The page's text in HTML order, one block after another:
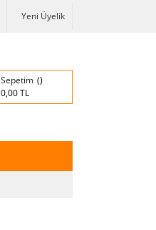
Yeni Üyelik
Sepetim
0,00 TL